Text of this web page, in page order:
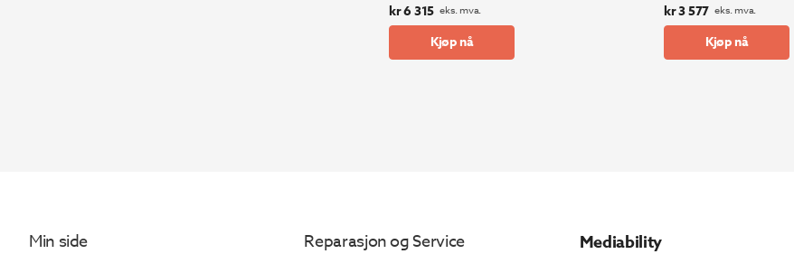
kr6 315 eks. mva.
Kjøp nå
kr3 577 eks. mva.
Kjøp nå
Min side Reparasjon og Service Mediability